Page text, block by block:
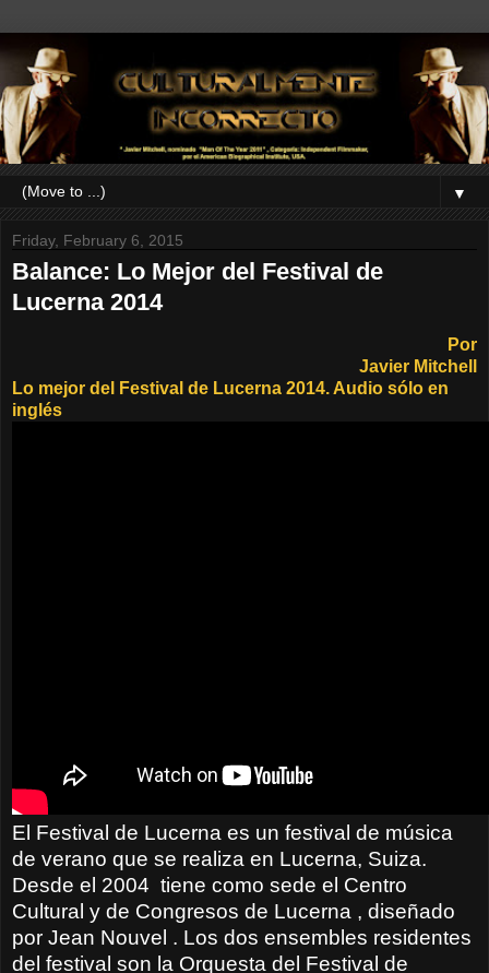
▼
Friday, February 6, 2015
Balance: Lo Mejor del Festival de
Lucerna 2014
Por
Javier Mitchell
Lo mejor del Festival de Lucerna 2014. Audio sólo en
inglés
El Festival de Lucerna es un festival de música
de verano que se realiza en Lucerna, Suiza.
Desde el 2004 tiene como sede el Centro
Cultural y de Congresos de Lucerna , diseñado
por Jean Nouvel . Los dos ensembles residentes
del festival son la Orquesta del Festival de